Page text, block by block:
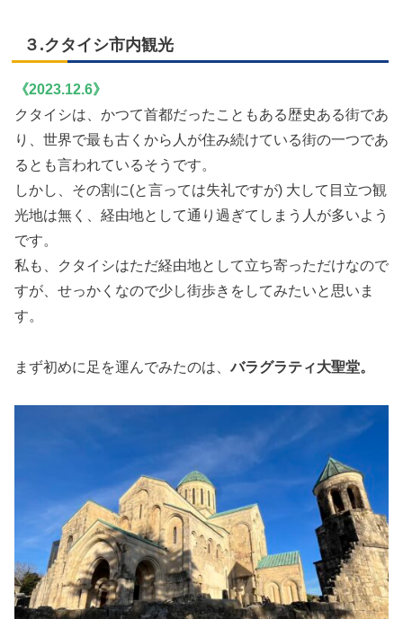
３.クタイシ市内観光
《2023.12.6》
クタイシは、かつて首都だったこともある歴史ある街であ
り、世界で最も古くから人が住み続けている街の一つであ
るとも言われているそうです。
しかし、その割に(と言っては失礼ですが) 大して目立つ観
光地は無く、経由地として通り過ぎてしまう人が多いよう
です。
私も、クタイシはただ経由地として立ち寄っただけなので
すが、せっかくなので少し街歩きをしてみたいと思いま
す。
まず初めに足を運んでみたのは、バラグラティ大聖堂。